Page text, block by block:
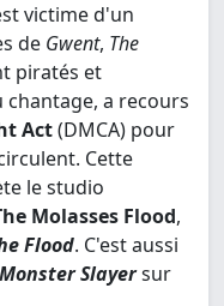
victime d'un
de Gwent, The
piratés et
chantage, a recours
Act(DMCA) pour
Cette
le studio
Molasses Flood,
Flood. C'est aussi
Slayersur